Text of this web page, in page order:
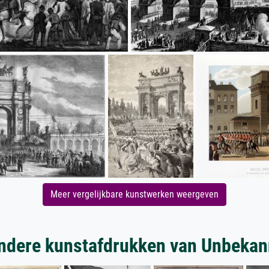
Meer vergelijkbare kunstwerken weergeven
kunstafdrukken van